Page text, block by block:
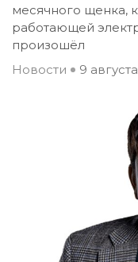
месячного щенка,
работающей
произошёл
Новости
9 августа